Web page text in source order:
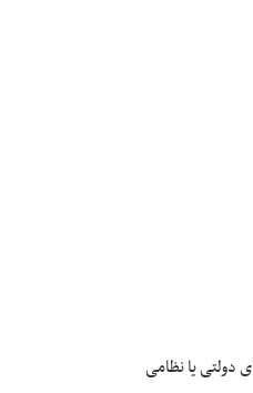
دولتی یا نظامی